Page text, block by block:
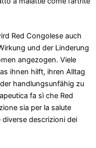
Red Congolese auch
und der Linderung
angezogen. Viele
ihnen hilft, ihren Alltag
handlungsunfähig zu
fa sì che Red
sia per la salute
diverse descrizioni dei